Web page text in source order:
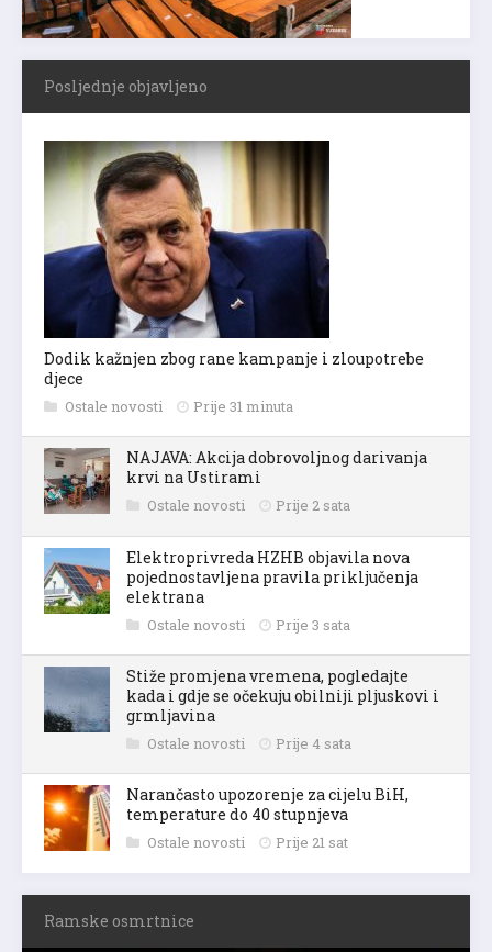
Posljednje objavljeno
Dodik kažnjen zbog rane kampanje i zloupotrebe
djece
Ostale novosti Prije 31 minuta
NAJAVA: Akcija dobrovoljnog darivanja
krvi na Ustirami
Ostale novosti Prije 2 sata
Elektroprivreda HZHB objavila nova
pojednostavljena pravila priključenja
elektrana
Ostale novosti Prije 3 sata
Stiže promjena vremena, pogledajte
kada i gdje se očekuju obilniji pljuskovi i
grmljavina
Ostale novosti Prije 4 sata
Narančasto upozorenje za cijelu BiH,
temperature do 40 stupnjeva
Ostale novosti Prije 21 sat
Ramske osmrtnice